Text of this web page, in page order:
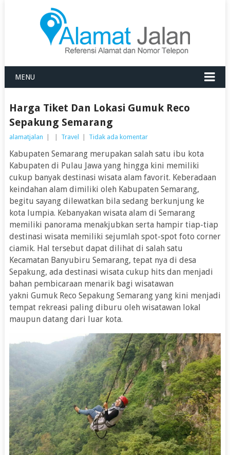
MENU
Harga Tiket Dan Lokasi Gumuk Reco
Sepakung Semarang
alamatjalan Travel Tidak ada komentar
Kabupaten Semarang merupakan salah satu ibu kota
Kabupaten di Pulau Jawa yang hingga kini memiliki
cukup banyak destinasi wisata alam favorit. Keberadaan
keindahan alam dimiliki oleh Kabupaten Semarang,
begitu sayang dilewatkan bila sedang berkunjung ke
kota lumpia. Kebanyakan wisata alam di Semarang
memiliki panorama menakjubkan serta hampir tiap-tiap
destinasi wisata memiliki sejumlah spot-spot foto corner
ciamik. Hal tersebut dapat dilihat di salah satu
Kecamatan Banyubiru Semarang, tepat nya di desa
Sepakung, ada destinasi wisata cukup hits dan menjadi
bahan pembicaraan menarik bagi wisatawan
yakni Gumuk Reco Sepakung Semarang yang kini menjadi
tempat rekreasi paling diburu oleh wisatawan lokal
maupun datang dari luar kota.